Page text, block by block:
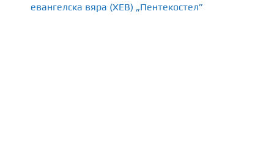
евангелска вяра (ХЕВ) „Пентекостел”